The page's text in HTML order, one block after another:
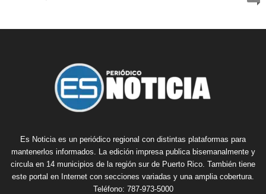
Es Noticia es un periódico regional con distintas plataformas para
mantenerlos informados. La edición impresa publica bisemanalmente y
circula en 14 municipios de la región sur de Puerto Rico. También tiene
este portal en Internet con secciones variadas y una amplia cobertura.
Teléfono: 787-973-5000